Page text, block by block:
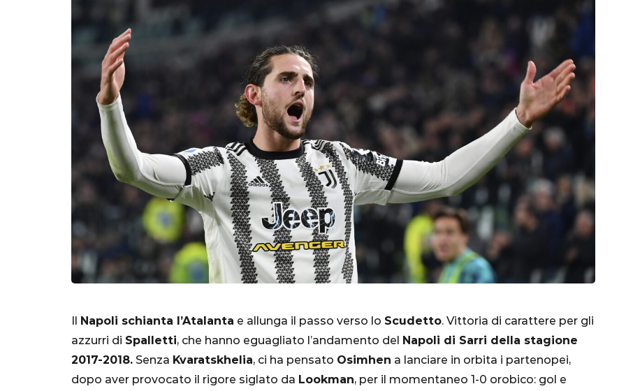
Il Napoli schianta l’Atalanta e allunga il passo verso lo Scudetto. Vittoria di carattere per gli
azzurri di Spalletti, che hanno eguagliato l’andamento del Napoli di Sarri della stagione
2017-2018. Senza Kvaratskhelia, ci ha pensato Osimhen a lanciare in orbita i partenopei,
dopo aver provocato il rigore siglato da Lookman, per il momentaneo 1-0 orobico: gol e